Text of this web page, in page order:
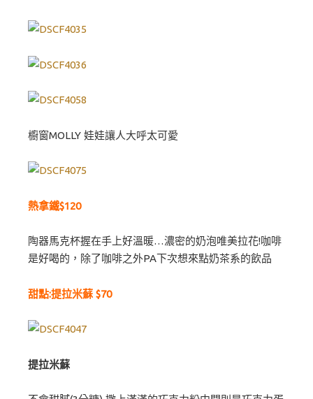
櫥窗MOLLY 娃娃讓人大呼太可愛
熱拿鐵$120
陶器馬克杯握在手上好溫暖…濃密的奶泡唯美拉花!咖啡
是好喝的，除了咖啡之外PA下次想來點奶茶系的飲品
甜點:提拉米蘇 $70
提拉米蘇